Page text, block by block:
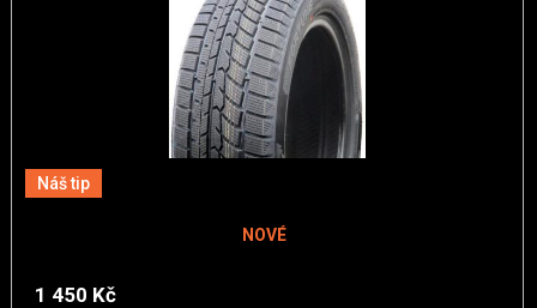
Náš tip
NOVÉ
1 450 Kč